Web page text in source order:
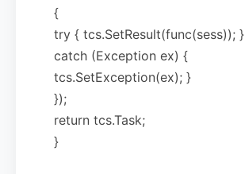
{
try { tcs.SetResult(func(sess)); }
catch (Exception ex) {
tcs.SetException(ex); }
});
return tcs.Task;
}